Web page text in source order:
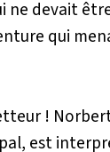
ne devait
qui
!
est